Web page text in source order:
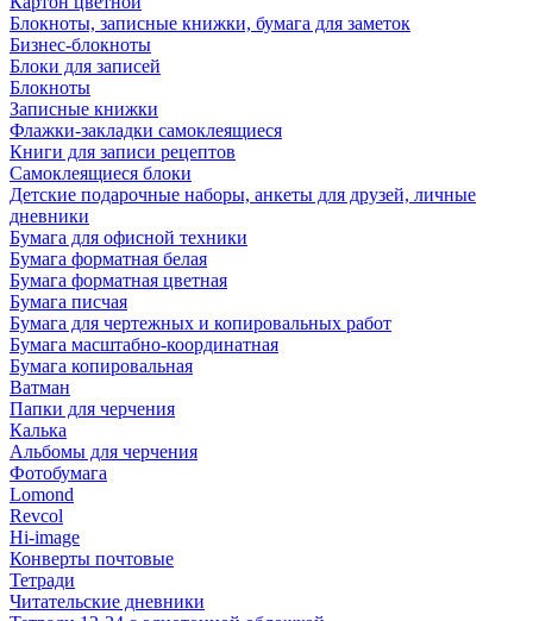
Блокноты, записные книжки, бумага для заметок
Бизнес-блокноты
Блоки для записей
Блокноты
Записные книжки
Флажки-закладки самоклеящиеся
Книги для записи рецептов
Самоклеящиеся блоки
Детские подарочные наборы, анкеты для друзей, личные
дневники
Бумага для офисной техники
Бумага форматная белая
Бумага форматная цветная
Бумага писчая
Бумага для чертежных и копировальных работ
Бумага масштабно-координатная
Бумага копировальная
Ватман
Папки для черчения
Калька
Альбомы для черчения
Фотобумага
Lomond
Revcol
Hi-image
Конверты почтовые
Тетради
Читательские дневники